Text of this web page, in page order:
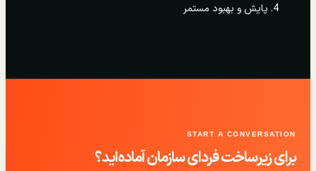
پایش و بهبود مستمر
START A CONVERSATION
برای زیرساخت فردای سازمان آماده‌اید؟